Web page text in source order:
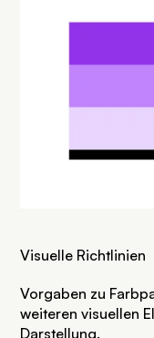
Visuelle Richtlinien
Vorgaben zu
weiteren visuellen
Darstellung.